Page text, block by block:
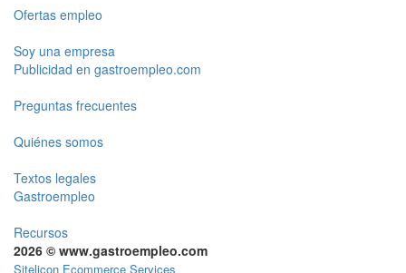
Ofertas empleo
Soy una empresa
Publicidad en gastroempleo.com
Preguntas frecuentes
Quiénes somos
Textos legales
Gastroempleo
Recursos
2026 © www.gastroempleo.com
Sitelicon Ecommerce Services